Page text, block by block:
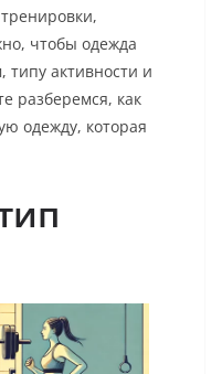
чтобы одежда
типу активности и
разберемся, как
одежду, которая